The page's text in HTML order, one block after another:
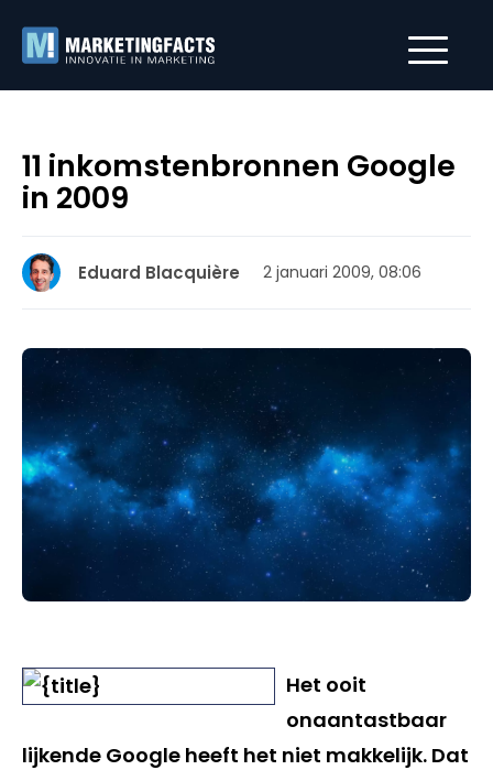
11 inkomstenbronnen Google
in 2009
Eduard Blacquière 2 januari 2009, 08:06
Het ooit
onaantastbaar
lijkende Google heeft het niet makkelijk. Dat